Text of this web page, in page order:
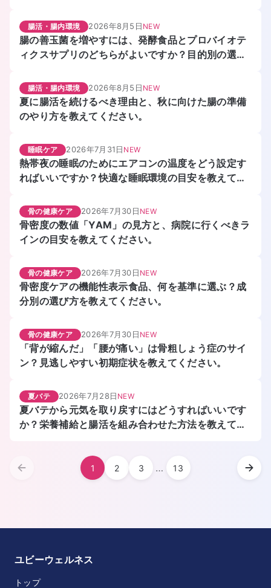
腸活・腸内環境 2026年8月5日 NEW
腸の善玉菌を増やすには、発酵食品とプロバイオテ
ィクスサプリのどちらがよいですか？目的別の選び
腸活・腸内環境 2026年8月5日 NEW
夏に腸活を続けるべき理由と、秋に向けた腸の準備
のやり方を教えてください。
睡眠ケア 2026年7月31日 NEW
熱帯夜の睡眠のためにエアコンの温度をどう設定す
ればいいですか？快適な睡眠環境の目安を教えてく
骨の健康ケア 2026年7月30日 NEW
骨密度の数値「YAM」の見方と、病院に行くべきラ
インの目安を教えてください。
骨の健康ケア 2026年7月30日 NEW
骨密度ケアの機能性表示食品、何を基準に選ぶ？成
分別の選び方を教えてください。
骨の健康ケア 2026年7月30日 NEW
「背が縮んだ」「腰が痛い」は骨粗しょう症のサイ
ン？見逃しやすい初期症状を教えてください。
夏バテ 2026年7月28日 NEW
夏バテから元気を取り戻すにはどうすればいいです
か？栄養補給と腸活を組み合わせた方法を教えてく
1 2 3 … 13
ユビーウェルネス
トップ